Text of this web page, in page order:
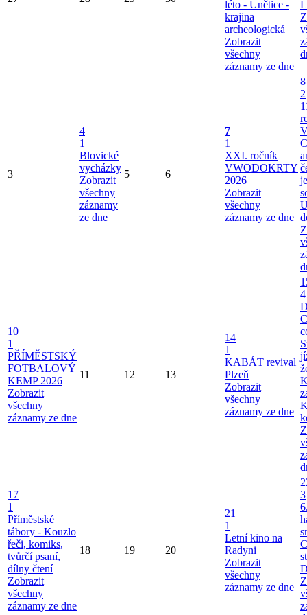
léto - Únětice -
krajina
archeologická
Zobrazit
všechny
záznamy ze dne
3
4
1
Blovické
vycházky
Zobrazit
všechny
záznamy
ze dne
5 6
7
1
XXI. ročník
VWODOKRTY
2026
Zobrazit
všechny
záznamy ze dne
8
2
10
1
PŘÍMĚSTSKÝ
FOTBALOVÝ
KEMP 2026
Zobrazit
všechny
záznamy ze dne
11 12 13
14
1
KABÁT revival
Plzeň
Zobrazit
všechny
záznamy ze dne
4
17
1
Příměstské
tábory - Kouzlo
řeči, komiks,
tvůrčí psaní,
dílny čtení
Zobrazit
všechny
záznamy ze dne
18 19 20
21
1
Letní kino na
Radyni
Zobrazit
všechny
záznamy ze dne
3